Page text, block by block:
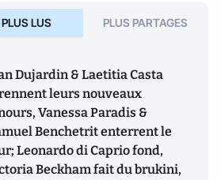
PLUS LUS PLUS PARTAGES
Dujardin & Laetitia Casta
leurs nouveaux
Vanessa Paradis &
Benchetrit enterrent le
Leonardo di Caprio fond,
Beckham fait du brukini,